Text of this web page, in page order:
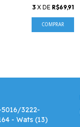
3 X DE R$69,91
3222-
- Wats (13)